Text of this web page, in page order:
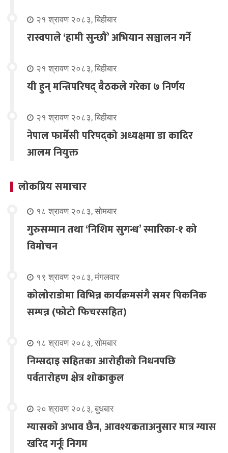
२१ श्रावण २०८३, बिहीबार
रास्वपाले ‘हामी सुन्छौँ’ अभियान सञ्चालन गर्ने
२१ श्रावण २०८३, बिहीबार
यी हुन् मन्त्रिपरिषद् बैठकले गरेका ७ निर्णय
२१ श्रावण २०८३, बिहीबार
नेपाल फार्मेसी परिषद्को अध्यक्षमा डा कादिर
आलम नियुक्त
लोकप्रिय समाचार
१८ श्रावण २०८३, सोमबार
गुरुसम्मान तथा ‘निशिम सुगन्ध’ स्मारिका-१ को
विमोचन
१९ श्रावण २०८३, मंगलवार
कोलोराडोमा विभिन्न कार्यक्रमसंगै समर पिकनिक
सम्पन्न (फोटो फिचरसहित)
१८ श्रावण २०८३, सोमबार
निम्सदाइ सहितका आरोहीको निधनपछि
पर्वतारोहण क्षेत्र शोकाकुल
२० श्रावण २०८३, बुधबार
ग्यासको अभाव छैन, आवश्यकताअनुसार मात्र ग्यास
खरिद गर्नूः निगम